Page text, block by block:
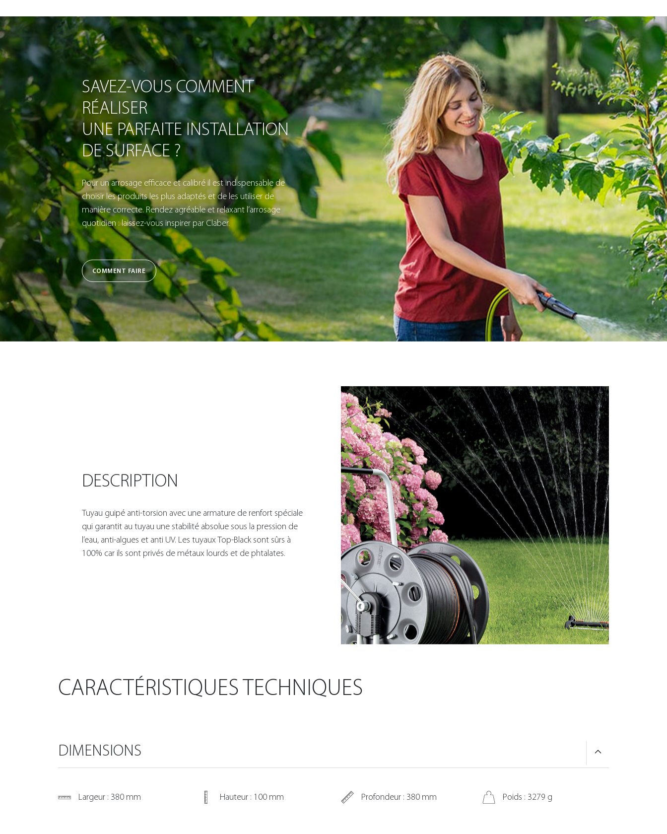
SAVEZ-VOUS COMMENT
RÉALISER
UNE PARFAITE INSTALLATION
DE SURFACE ?
Pour un arrosage efficace et calibré il est indispensable de
choisir les produits les plus adaptés et de les utiliser de
manière correcte. Rendez agréable et relaxant l’arrosage
quotidien : laissez-vous inspirer par Claber.
COMMENT FAIRE
DESCRIPTION
Tuyau guipé anti-torsion avec une armature de renfort spéciale
qui garantit au tuyau une stabilité absolue sous la pression de
l’eau, anti-algues et anti UV. Les tuyaux Top-Black sont sûrs à
100% car ils sont privés de métaux lourds et de phtalates.
CARACTÉRISTIQUES TECHNIQUES
DIMENSIONS
Largeur : 380 mm Hauteur : 100 mm Profondeur : 380 mm Poids : 3279 g